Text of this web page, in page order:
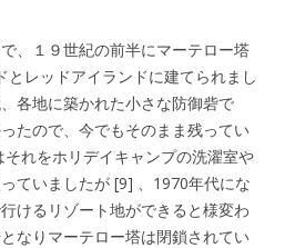
、１９世紀の前半にマーテロー塔
レッドアイランドに建てられまし
各地に築かれた小さな防御砦で
たので、今でもそのまま残ってい
れをホリデイキャンプの洗濯室や
ていましたが [9] 、1970年代にな
けるリゾート地ができると様変わ
なりマーテロー塔は閉鎖されてい